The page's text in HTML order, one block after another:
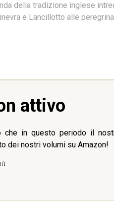
attivo
che in questo periodo il
dei nostri volumi su Amazon!
della tradizione inglese
e Lancillotto alle